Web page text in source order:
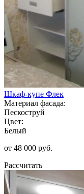
Шкаф-купе Флек
Материал фасада:
Пескоструй
Цвет:
Белый
от 48 000 руб.
Рассчитать